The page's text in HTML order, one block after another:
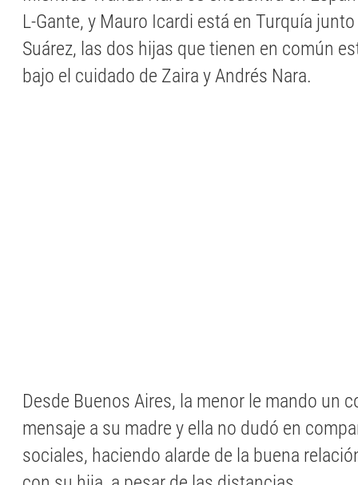
L-Gante, y Mauro Icardi está en Turquía
Suárez, las dos hijas que tienen en común
bajo el cuidado de Zaira y Andrés Nara.
Desde Buenos Aires, la menor le mando un
mensaje a su madre y ella no dudó en
sociales, haciendo alarde de la buena